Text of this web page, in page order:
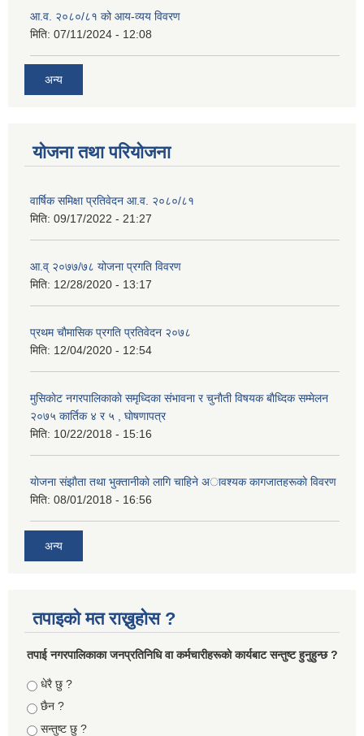
आ.व. २०८०/८१ को आय-व्यय विवरण
मिति: 07/11/2024 - 12:08
अन्य
योजना तथा परियोजना
वार्षिक समिक्षा प्रतिवेदन आ.व. २०८०/८१
मिति: 09/17/2022 - 21:27
आ.व् २०७७/७८ योजना प्रगति विवरण
मिति: 12/28/2020 - 13:17
प्रथम चाैमासिक प्रगति प्रतिवेदन २०७८
मिति: 12/04/2020 - 12:54
मुसिकाेट नगरपालिकाकाे समृध्दिका संभावना र चुनाैती विषयक बाैध्दिक सम्मेलन
२०७५ कार्तिक ४ र ५ , घाेषणापत्र
मिति: 10/22/2018 - 15:16
याेजना संझाैता तथा भुक्तानीकाे लागि चाहिने अावश्यक कागजातहरूकाे विवरण
मिति: 08/01/2018 - 16:56
अन्य
तपाइको मत राख्नुहोस ?
तपा‌ई नगरपालिकाका जनप्रतिनिधि वा कर्मचारीहरूकाे कार्यबाट सन्तुष्ट हुनुहुन्छ ?
Choices
धेरै छु ?
छैन ?
सन्तुष्ट छु ?